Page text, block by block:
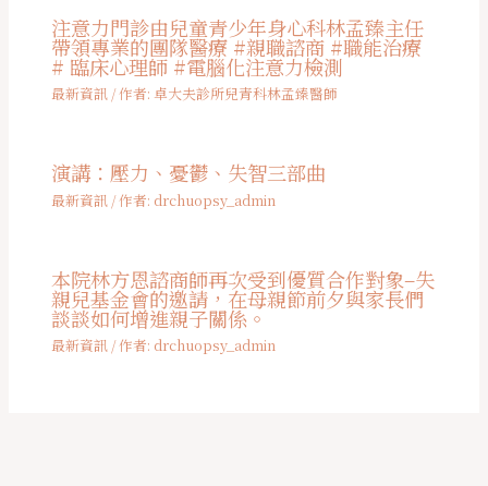
注意力門診由兒童青少年身心科林孟臻主任
帶領專業的團隊醫療 #親職諮商 #職能治療
# 臨床心理師 #電腦化注意力檢測
最新資訊 / 作者:卓大夫診所兒青科林孟臻醫師
演講：壓力、憂鬱、失智三部曲
最新資訊 / 作者: drchuopsy_admin
本院林方恩諮商師再次受到優質合作對象–失
親兒基金會的邀請，在母親節前夕與家長們
談談如何增進親子關係。
最新資訊 / 作者: drchuopsy_admin